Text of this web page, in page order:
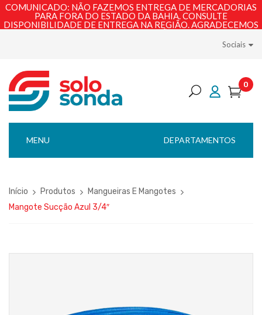
COMUNICADO: NÃO FAZEMOS ENTREGA DE MERCADORIAS
PARA FORA DO ESTADO DA BAHIA. CONSULTE
DISPONIBILIDADE DE ENTREGA NA REGIÃO. AGRADECEMOS
Sociais
0
DEPARTAMENTOS
MENU
Início Produtos
Mangueiras E Mangotes
Mangote Sucção Azul 3/4″